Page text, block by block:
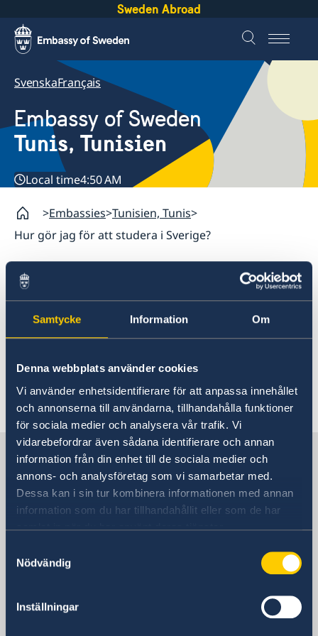
Samtycke Information Om
Denna webbplats använder cookies
Vi använder enhetsidentifierare för att anpassa innehållet
och annonserna till användarna, tillhandahålla funktioner
för sociala medier och analysera vår trafik. Vi
vidarebefordrar även sådana identifierare och annan
information från din enhet till de sociala medier och
annons- och analysföretag som vi samarbetar med.
Dessa kan i sin tur kombinera informationen med annan
information som du har tillhandahållit eller som de har
samlat in när du har använt deras tjänster.
Nödvändig
Inställningar
Sweden Abroad
SvenskaFrançais
Embassy of Sweden
Tunis, Tunisien
Local time4:50 AM
Embassies Tunisien, Tunis
Hur gör jag för att studera i Sverige?
STUDERA: Hur gör jag för att
studera i Sverige?
Study in Swedens hemsida
.
Last updated 19 Apr 2023, 2.31 PM
Sweden in Tunisia
Embassy
Visiting address
Rue du Lac Neuchâtel
Postal address